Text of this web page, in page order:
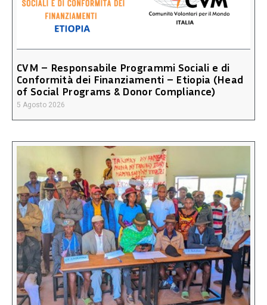
CVM – Responsabile Programmi Sociali e di
Conformità dei Finanziamenti – Etiopia (Head
of Social Programs & Donor Compliance)
5 Agosto 2026